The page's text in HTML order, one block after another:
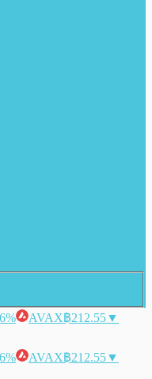
AVAX฿212.55▼
AVAX฿212.55▼